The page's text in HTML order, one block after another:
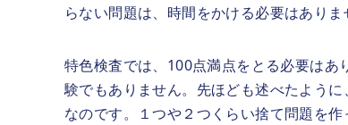
らない問題は、時間をかける必要はありま
特色検査では、100点満点をとる必要は
験でもありません。先ほども述べたよう
なのです。１つや２つくらい捨て問題を